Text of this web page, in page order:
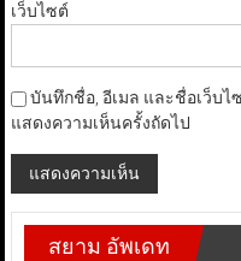
เว็บไซต์
บันทึกชื่อ, อีเมล และชื่อเว็บ
แสดงความเห็นครั้งถัดไป
สยาม อัพเดท